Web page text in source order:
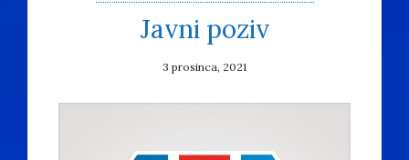
Javni poziv
3 prosinca, 2021